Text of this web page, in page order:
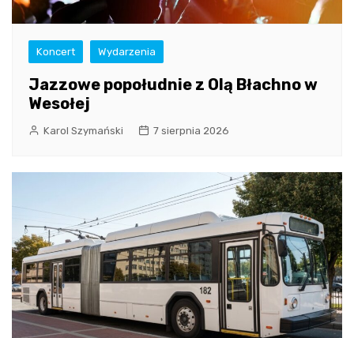
Koncert Wydarzenia
Jazzowe popołudnie z Olą Błachno w
Wesołej
Karol Szymański 7 sierpnia 2026